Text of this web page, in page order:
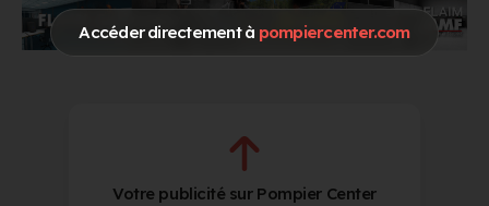
Accéder directement à pompiercenter.com
Votre publicité sur Pompier Center